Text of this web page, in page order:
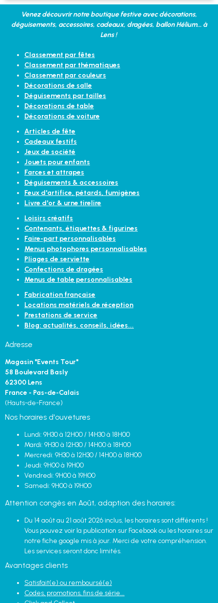
Venez découvrir notre boutique festive avec décorations,
déguisements, accessoires, cadeaux, dragées, ballon Hélium... à
Lens !
Classement par fêtes
Classement par thématiques
Classement par couleurs
Décorations de salle
Déguisements par tailles
Décorations de table
Décorations de voiture
Articles de fête
Cadeaux festifs
Jeux de société
Jouets pour enfants
Farces et attrapes
Déguisements & accessoires
Feux d'artifice, pétards, fumigènes
Livre d'or & urne tirelire
Loisirs créatifs
Contenants, étiquettes & figurines
Faire-part personnalisables
Menus photophores personnalisables
Pliages de serviette
Confections de dragées
Menus de table personnalisables
Fabrication française
Locations matériels de réception
Prestations de service
Blog: actualités, conseils, idées...
Adresse
Magasin "Events Tour"
58 Boulevard Basly
62300 Lens
France - Pas-de-Calais
(Hauts-de-France)
Nos horaires d'ouvetures
Lundi: 9H30 à 12H00 / 14H30 à 18H00
Mardi: 9H30 à 12H30 / 14H00 à 18H00
Mercredi: 9H30 à 12H30 / 14H00 à 18H00
Jeudi: 9H00 à 19H00
Vendredi: 9H00 à 19H00
Samedi: 9H00 à 19H00
Attention congès en Août, adaption des horaires:
Du 14 août au 21 août 2026 inclus, les horaires sont différents !
Vous pouvez voir la publication sur Facebook ou les horaires sur
notre fiche google mis à jour. Merci de votre compréhension.
Les services seront donc limités.
Avantages clients
Satisfait(e) ou remboursé(e)
Codes, promotions, fins de série...